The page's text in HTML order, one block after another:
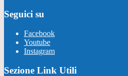
Seguici su
Facebook
Youtube
Instagram
Sezione Link Utili